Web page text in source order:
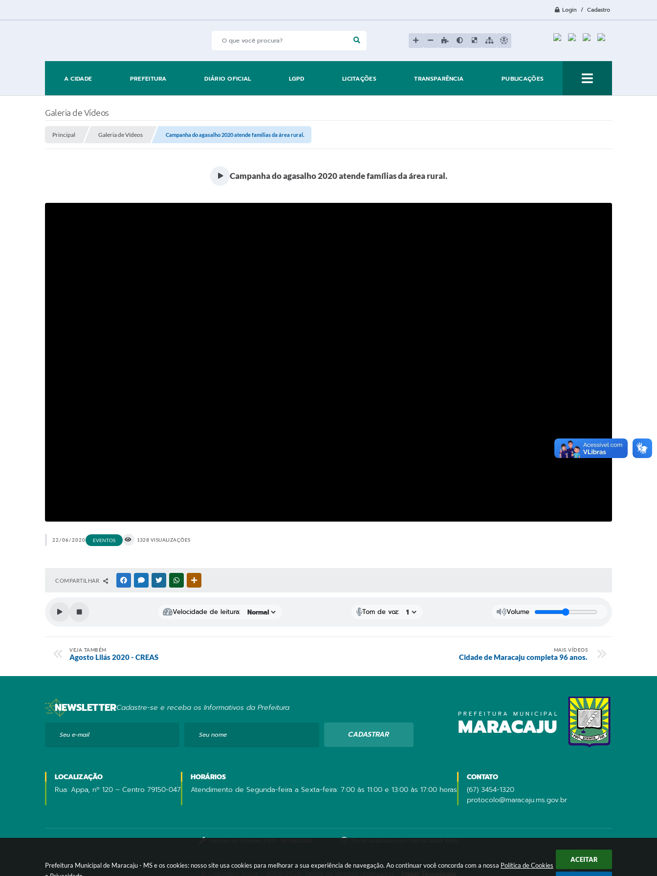
Prefeitura Municipal de Maracaju - MS e os cookies: nosso site usa cookies para melhorar a sua experiência de navegação. Ao continuar você concorda com a nossa Política de Cookies
ACEITAR
Login / Cadastro
A CIDADE PREFEITURA DIÁRIO OFICIAL LGPD LICITAÇÕES TRANSPARÊNCIA PUBLICAÇÕES
Galeria de Vídeos
Principal Galeria de Vídeos Campanha do agasalho 2020 atende famílias da área rural.
Campanha do agasalho 2020 atende famílias da área rural.
22/06/2020 EVENTOS 1328 VISUALIZAÇÕES
COMPARTILHAR FACEBOOKMESSENGER
TWITTERWHATSAPP
Velocidade de leitura: Tom de voz: Volume
VEJA TAMBÉM
Agosto Lilás 2020 - CREAS
MAIS VÍDEOS
Cidade de Maracaju completa 96 anos.
NEWSLETTERCadastre-se e receba os Informativos da Prefeitura
Seu e-mail Seu nome CADASTRAR
LOCALIZAÇÃO
Rua: Appa, nº 120 – Centro 79150-047
HORÁRIOS
Atendimento de Segunda-feira a Sexta-feira: 7:00 às 11:00 e 13:00 às 17:00 horas
CONTATO
(67) 3454-1320
protocolo@maracaju.ms.gov.br
Versão do Sistema:3.5.3 - 19/06/2026 Portal atualizado em:06/08/2026 10:40